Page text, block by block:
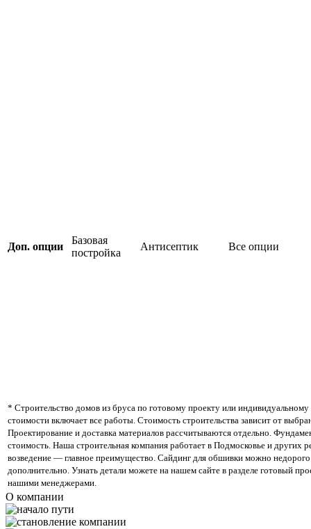
Доп. опции
Базовая
постройка
Антисептик Все опции
* Строительство домов из бруса по готовому проекту или индивидуальному
стоимости включает все работы. Стоимость строительства зависит от
Проектирование и доставка материалов рассчитываются отдельно.
стоимость. Наша строительная компания работает в Подмосковье и других
возведение — главное преимущество. Сайдинг для обшивки можно недорого
дополнительно. Узнать детали можете на нашем сайте в разделе готовый
нашими менеджерами.
О компании